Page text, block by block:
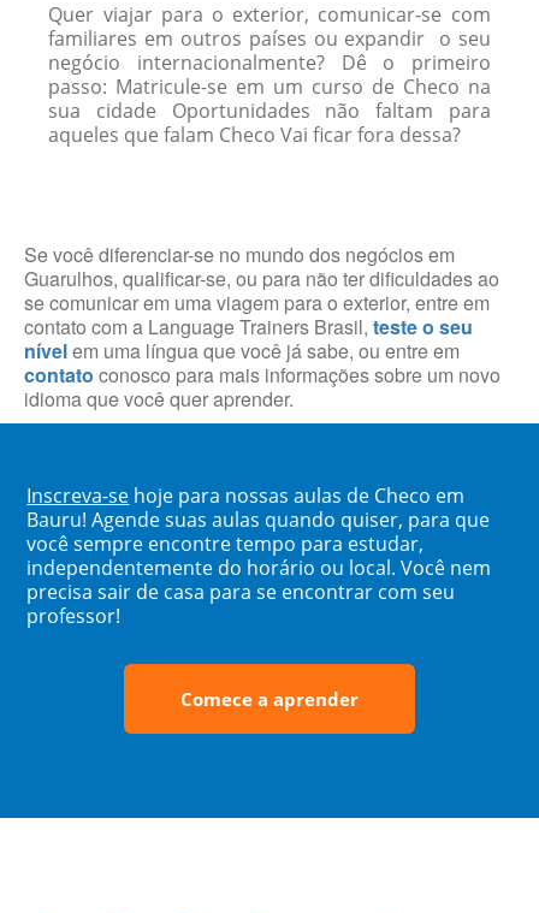
Quer viajar para o exterior, comunicar-se com
familiares em outros países ou expandir o seu
negócio internacionalmente? Dê o primeiro
passo: Matricule-se em um curso de Checo na
sua cidade Oportunidades não faltam para
aqueles que falam Checo Vai ficar fora dessa?
Se você diferenciar-se no mundo dos negócios em
Guarulhos, qualificar-se, ou para não ter dificuldades ao
se comunicar em uma viagem para o exterior, entre em
contato com a Language Trainers Brasil, teste o seu
nívelem uma língua que você já sabe, ou entre em
contato conosco para mais informações sobre um novo
idioma que você quer aprender.
Inscreva-se hoje para nossas aulas de Checo em
Bauru! Agende suas aulas quando quiser, para que
você sempre encontre tempo para estudar,
independentemente do horário ou local. Você nem
precisa sair de casa para se encontrar com seu
professor!
Comece a aprender